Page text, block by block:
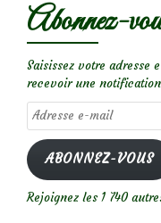
Abonnez-
Saisissez votre adresse
recevoir une
Adresse
e-
mail
ABONNEZ-VOUS
Rejoignez les 1 740